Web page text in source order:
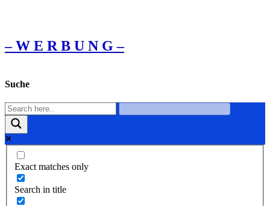
– W Ε R Β U Ν G –
Suche
Exact matches only
Search in title